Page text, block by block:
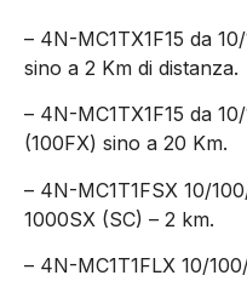
– 4N-MC1TX1F15 da
sino a 2 Km di distanza.
– 4N-MC1TX1F15 da
(100FX) sino a 20 Km.
– 4N-MC1T1FSX 10/
1000SX (SC) – 2 km.
– 4N-MC1T1FLX 10/